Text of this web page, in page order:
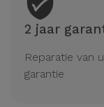
2 jaar
Reparatie van
garantie